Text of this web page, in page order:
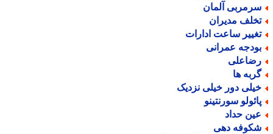
آلمان
مدیران
ساعت ادارات
عمرانی
ها
دور خیلی نزدیک
سورنتینو
حداد
دهی